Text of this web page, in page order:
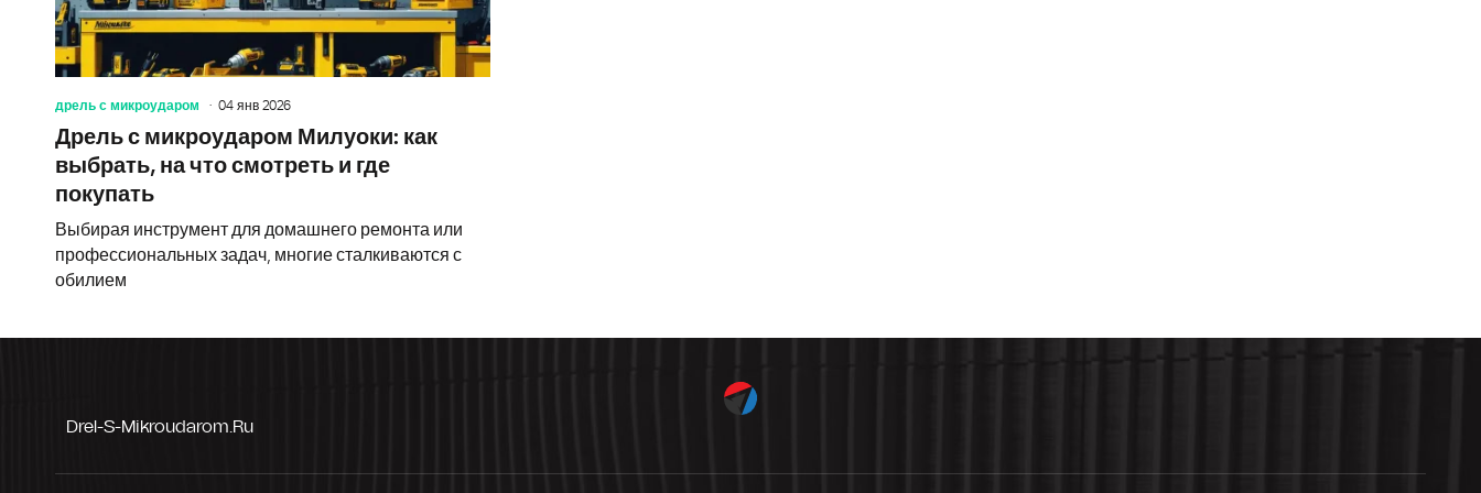
дрель с микроударом 04 янв 2026
Дрель с микроударом Милуоки: как
выбрать, на что смотреть и где
покупать
Выбирая инструмент для домашнего ремонта или
профессиональных задач, многие сталкиваются с
обилием
Drel-S-Mikroudarom.ru